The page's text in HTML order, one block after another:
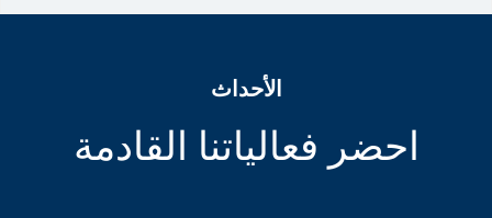
الأحداث
احضر فعالياتنا القادمة